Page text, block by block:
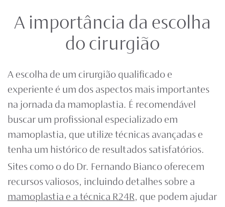
A importância da escolha
do cirurgião
A escolha de um cirurgião qualificado e
experiente é um dos aspectos mais importantes
na jornada da mamoplastia. É recomendável
buscar um profissional especializado em
mamoplastia, que utilize técnicas avançadas e
tenha um histórico de resultados satisfatórios.
Sites como o do Dr. Fernando Bianco oferecem
recursos valiosos, incluindo detalhes sobre a
mamoplastia e a técnica R24R, que podem ajudar